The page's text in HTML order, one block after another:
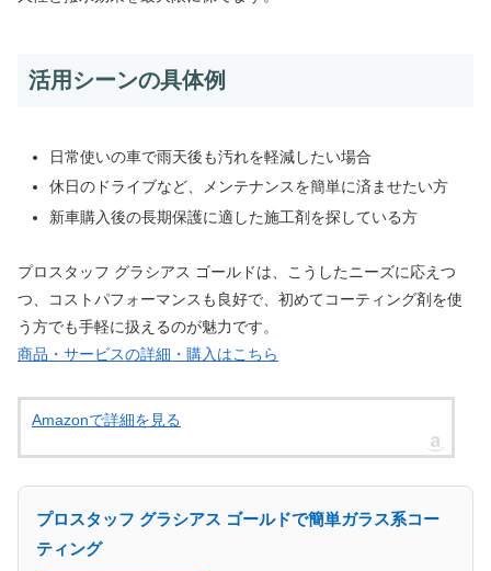
活用シーンの具体例
日常使いの車で雨天後も汚れを軽減したい場合
休日のドライブなど、メンテナンスを簡単に済ませたい方
新車購入後の長期保護に適した施工剤を探している方
プロスタッフ グラシアス ゴールドは、こうしたニーズに応えつ
つ、コストパフォーマンスも良好で、初めてコーティング剤を使
う方でも手軽に扱えるのが魅力です。
商品・サービスの詳細・購入はこちら
Amazonで詳細を見る
プロスタッフ グラシアス ゴールドで簡単ガラス系コー
ティング